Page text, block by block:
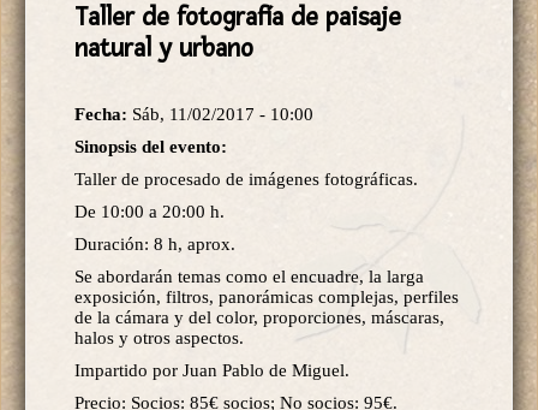
Taller de fotografía de paisaje
natural y urbano
Fecha: Sáb, 11/02/2017 - 10:00
Sinopsis del evento:
Taller de procesado de imágenes fotográficas.
De 10:00 a 20:00 h.
Duración: 8 h, aprox.
Se abordarán temas como el encuadre, la larga
exposición, filtros, panorámicas complejas, perfiles
de la cámara y del color, proporciones, máscaras,
halos y otros aspectos.
Impartido por Juan Pablo de Miguel.
Precio: Socios: 85€ socios; No socios: 95€.